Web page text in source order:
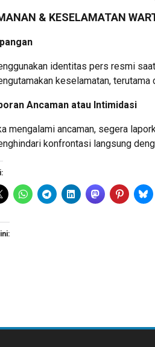
& KESELAMATAN
identitas pers resmi
keselamatan,
Ancaman atau Intimidasi
mengalami ancaman, segera
konfrontasi langsung